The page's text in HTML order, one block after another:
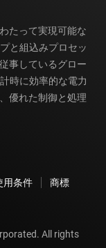
たって実現可能な
と組込みプロセッ
事しているグロー
時に効率的な電力
優れた制御と処理
用条件
商標
All rights